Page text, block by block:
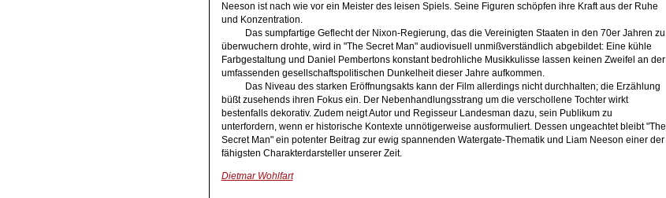
Neeson ist nach wie vor ein Meister des leisen Spiels. Seine Figuren schöpfen ihre Kraft aus der Ruhe
und Konzentration.
Das sumpfartige Geflecht der Nixon-Regierung, das die Vereinigten Staaten in den 70er Jahren zu
überwuchern drohte, wird in "The Secret Man" audiovisuell unmißverständlich abgebildet: Eine kühle
Farbgestaltung und Daniel Pembertons konstant bedrohliche Musikkulisse lassen keinen Zweifel an der
umfassenden gesellschaftspolitischen Dunkelheit dieser Jahre aufkommen.
Das Niveau des starken Eröffnungsakts kann der Film allerdings nicht durchhalten; die Erzählung
büßt zusehends ihren Fokus ein. Der Nebenhandlungsstrang um die verschollene Tochter wirkt
bestenfalls dekorativ. Zudem neigt Autor und Regisseur Landesman dazu, sein Publikum zu
unterfordern, wenn er historische Kontexte unnötigerweise ausformuliert. Dessen ungeachtet bleibt "The
Secret Man" ein potenter Beitrag zur ewig spannenden Watergate-Thematik und Liam Neeson einer der
fähigsten Charakterdarsteller unserer Zeit.
Dietmar Wohlfart